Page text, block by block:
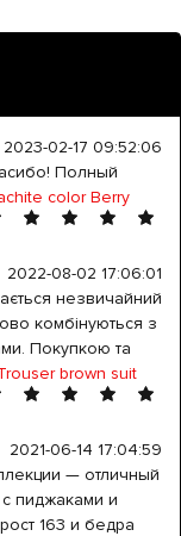
2023-02-17 09:52:06
Полный
color Berry
2022-08-02 17:06:01
незвичайний
комбінуються з
Покупкою та
brown suit
2021-06-14 17:04:59
— отличный
пиджаками и
163 и бедра